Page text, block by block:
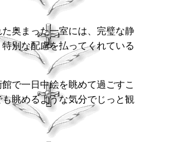
奥まった一室には、完璧な静
別な配慮を払ってくれている
で一日中絵を眺めて過ごすこ
眺めるような気分でじっと観